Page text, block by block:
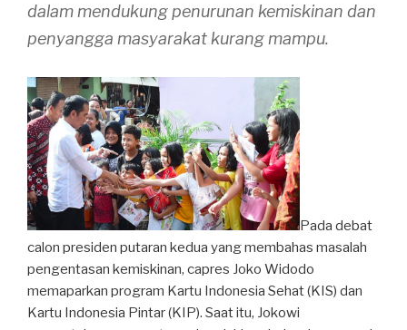
dalam mendukung penurunan kemiskinan dan
penyangga masyarakat kurang mampu.
Pada debat
calon presiden putaran kedua yang membahas masalah
pengentasan kemiskinan, capres Joko Widodo
memaparkan program Kartu Indonesia Sehat (KIS) dan
Kartu Indonesia Pintar (KIP). Saat itu, Jokowi